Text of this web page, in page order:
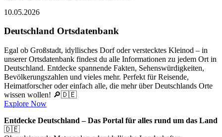
10.05.2026
Deutschland Ortsdatenbank
Egal ob Großstadt, idyllisches Dorf oder verstecktes Kleinod – in
unserer Ortsdatenbank findest du alle Informationen zu jedem Ort in
Deutschland. Entdecke spannende Fakten, Sehenswürdigkeiten,
Bevölkerungszahlen und vieles mehr. Perfekt für Reisende,
Heimatforscher oder einfach alle, die mehr über Deutschlands Orte
wissen wollen! 🔎🇩🇪
Explore Now
Entdecke Deutschland – Das Portal für alles rund um das Land
🇩🇪